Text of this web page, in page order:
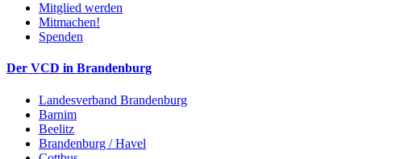
Mitglied werden
Mitmachen!
Spenden
Der VCD in Brandenburg
Landesverband Brandenburg
Barnim
Beelitz
Brandenburg / Havel